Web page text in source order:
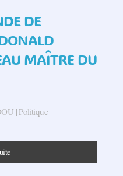
DE
MAÎTRE DU
| Politique